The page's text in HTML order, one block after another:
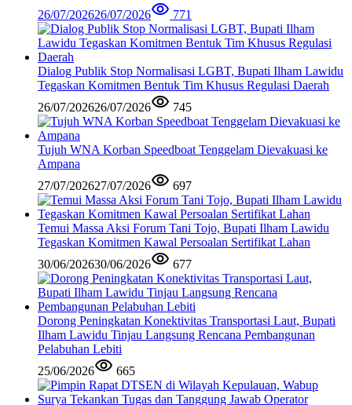
26/07/202626/07/2026 771
Dialog Publik Stop Normalisasi LGBT, Bupati Ilham Lawidu
Tegaskan Komitmen Bentuk Tim Khusus Regulasi Daerah
26/07/202626/07/2026 745
Tujuh WNA Korban Speedboat Tenggelam Dievakuasi ke
Ampana
27/07/202627/07/2026 697
Temui Massa Aksi Forum Tani Tojo, Bupati Ilham Lawidu
Tegaskan Komitmen Kawal Persoalan Sertifikat Lahan
30/06/202630/06/2026 677
Dorong Peningkatan Konektivitas Transportasi Laut, Bupati
Ilham Lawidu Tinjau Langsung Rencana Pembangunan
Pelabuhan Lebiti
25/06/2026
665